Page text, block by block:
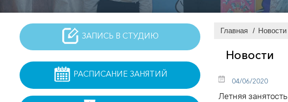
Главная / Новости
Новости
04/06/2020
Летняя занятость
ЗАПИСЬ В СТУДИЮ
РАСПИСАНИЕ ЗАНЯТИЙ